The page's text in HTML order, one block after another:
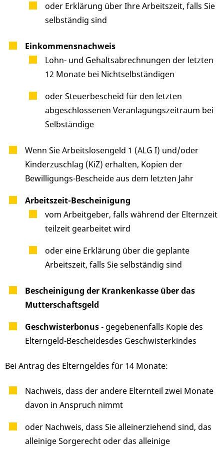
oder Erklärung über Ihre Arbeitszeit, falls Sie
selbständig sind
Einkommensnachweis
Lohn- und Gehaltsabrechnungen der letzten
12 Monate bei Nichtselbständigen
oder Steuerbescheid für den letzten
abgeschlossenen Veranlagungszeitraum bei
Selbständige
Wenn Sie Arbeitslosengeld 1 (ALG I) und/oder
Kinderzuschlag (KiZ) erhalten, Kopien der
Bewilligungs-Bescheide aus dem letzten Jahr
Arbeitszeit-Bescheinigung
vom Arbeitgeber, falls während der Elternzeit
teilzeit gearbeitet wird
oder eine Erklärung über die geplante
Arbeitszeit, falls Sie selbständig sind
Bescheinigung der Krankenkasse über das
Mutterschaftsgeld
Geschwisterbonus- gegebenenfalls Kopie des
Elterngeld-Bescheidesdes Geschwisterkindes
Bei Antrag des Elterngeldes für 14 Monate:
Nachweis, dass der andere Elternteil zwei Monate
davon in Anspruch nimmt
oder Nachweis, dass Sie alleinerziehend sind, das
alleinige Sorgerecht oder das alleinige